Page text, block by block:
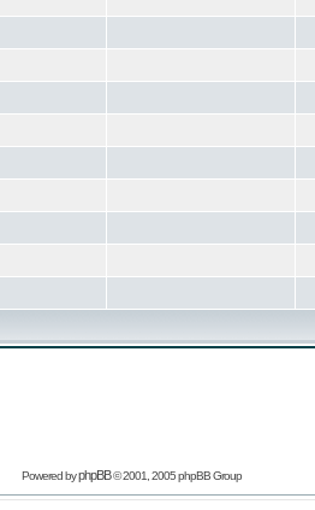
Powered byphpBB© 2001, 2005 phpBB Group